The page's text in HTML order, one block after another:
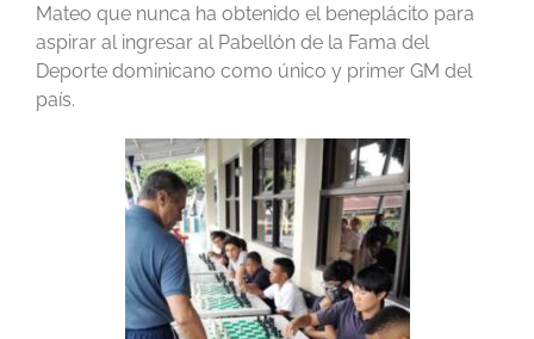
Mateo que nunca ha obtenido el beneplácito para
aspirar al ingresar al Pabellón de la Fama del
Deporte dominicano como único y primer GM del
país.